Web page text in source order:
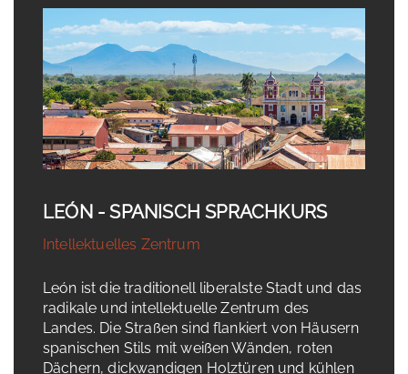
LEÓN - SPANISCH SPRACHKURS
Intellektuelles Zentrum
León ist die traditionell liberalste Stadt und das
radikale und intellektuelle Zentrum des
Landes. Die Straßen sind flankiert von Häusern
spanischen Stils mit weißen Wänden, roten
Dächern, dickwandigen Holztüren und kühlen